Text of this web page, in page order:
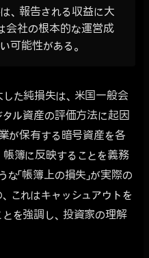
、報告される収益に大
会社の根本的な運営成
可能性がある。
た純損失は、米国一般会
ル資産の評価方法に起因
が保有する暗号資産を各
簿に反映することを義務
「帳簿上の損失」が実際の
これはキャッシュアウトを
を強調し、投資家の理解